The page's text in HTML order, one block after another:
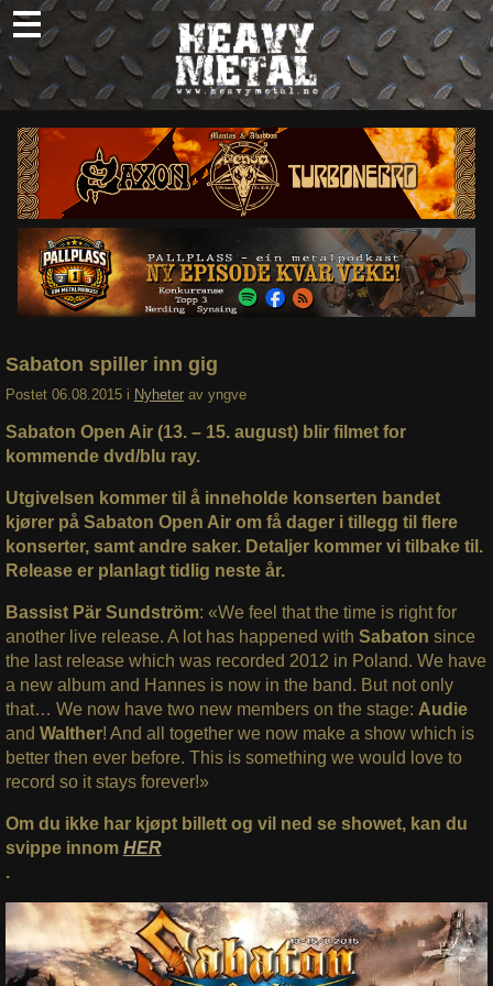
Skip
to
content
Nyheter
Omtaler
Intervjuer
Om oss
Abonner
Søk
Sabaton spiller inn gig
Postet 06.08.2015 i Nyheter av yngve
Sabaton Open Air (13. – 15. august) blir filmet for
kommende dvd/blu ray.
Utgivelsen kommer til å inneholde konserten bandet
kjører på Sabaton Open Air om få dager i tillegg til flere
konserter, samt andre saker. Detaljer kommer vi tilbake til.
Release er planlagt tidlig neste år.
Bassist Pär Sundström: «We feel that the time is right for
another live release. A lot has happened with Sabaton since
the last release which was recorded 2012 in Poland. We have
a new album and Hannes is now in the band. But not only
that… We now have two new members on the stage: Audie
and Walther! And all together we now make a show which is
better then ever before. This is something we would love to
record so it stays forever!»
Om du ikke har kjøpt billett og vil ned se showet, kan du
svippe innom HER
.